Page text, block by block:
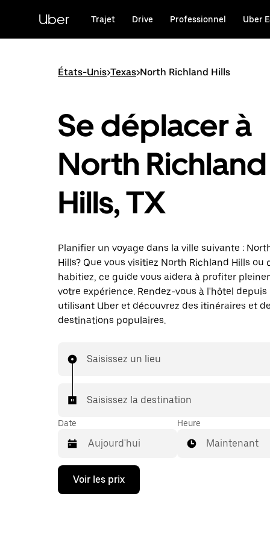
principal
Uber Trajet Drive Professionnel Uber
États-Unis>Texas>North Richland Hills
Se déplacer à
North Richland
Hills, TX
Planifier un voyage dans la ville suivante :
Hills? Que vous visitiez North Richland Hills ou
habitiez, ce guide vous aidera à profiter
votre expérience. Rendez-vous à l'hôtel depuis
utilisant Uber et découvrez des itinéraires et
destinations populaires.
Saisissez un lieu
Saisissez la destination
Date
Appuyez
la
Heure
Maintenant
Voir les prix